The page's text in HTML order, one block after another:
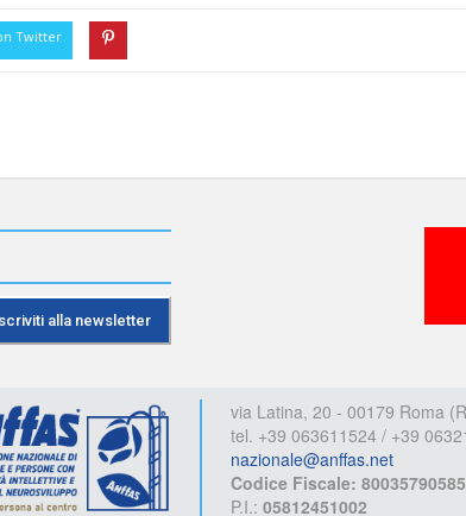
Twitter
via Latina, 20 - 00179 Roma
tel. +39 063611524 / +39
nazionale@anffas.net
Codice Fiscale: 80035790585
P.I.: 05812451002